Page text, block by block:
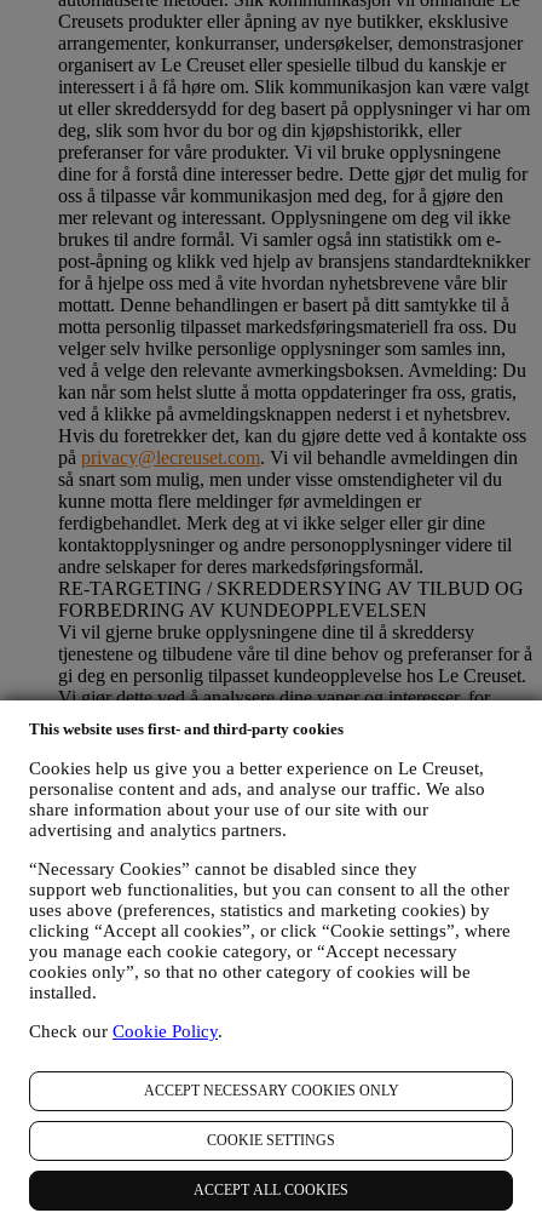
This website uses first- and third-party cookies
Cookies help us give you a better experience on Le Creuset,
personalise content and ads, and analyse our traffic. We also
share information about your use of our site with our
advertising and analytics partners.
“Necessary Cookies” cannot be disabled since they
support web functionalities, but you can consent to all the other
uses above (preferences, statistics and marketing cookies) by
clicking “Accept all cookies”, or click “Cookie settings”, where
you manage each cookie category, or “Accept necessary
cookies only”, so that no other category of cookies will be
installed.
Check our Cookie Policy.
ACCEPT NECESSARY COOKIES ONLY
COOKIE SETTINGS
ACCEPT ALL COOKIES
Creusets produkter eller åpning av nye butikker, eksklusive
arrangementer, konkurranser, undersøkelser, demonstrasjoner
organisert av Le Creuset eller spesielle tilbud du kanskje er
interessert i å få høre om. Slik kommunikasjon kan være valgt
ut eller skreddersydd for deg basert på opplysninger vi har om
deg, slik som hvor du bor og din kjøpshistorikk, eller
preferanser for våre produkter. Vi vil bruke opplysningene
dine for å forstå dine interesser bedre. Dette gjør det mulig for
oss å tilpasse vår kommunikasjon med deg, for å gjøre den
mer relevant og interessant. Opplysningene om deg vil ikke
brukes til andre formål. Vi samler også inn statistikk om e-
post-åpning og klikk ved hjelp av bransjens standardteknikker
for å hjelpe oss med å vite hvordan nyhetsbrevene våre blir
mottatt. Denne behandlingen er basert på ditt samtykke til å
motta personlig tilpasset markedsføringsmateriell fra oss. Du
velger selv hvilke personlige opplysninger som samles inn,
ved å velge den relevante avmerkingsboksen. Avmelding: Du
kan når som helst slutte å motta oppdateringer fra oss, gratis,
ved å klikke på avmeldingsknappen nederst i et nyhetsbrev.
Hvis du foretrekker det, kan du gjøre dette ved å kontakte oss
på privacy@lecreuset.com. Vi vil behandle avmeldingen din
så snart som mulig, men under visse omstendigheter vil du
kunne motta flere meldinger før avmeldingen er
ferdigbehandlet. Merk deg at vi ikke selger eller gir dine
kontaktopplysninger og andre personopplysninger videre til
andre selskaper for deres markedsføringsformål.
RE-TARGETING / SKREDDERSYING AV TILBUD OG
FORBEDRING AV KUNDEOPPLEVELSEN
Vi vil gjerne bruke opplysningene dine til å skreddersy
tjenestene og tilbudene våre til dine behov og preferanser for å
gi deg en personlig tilpasset kundeopplevelse hos Le Creuset.
Vi gjør dette ved å analysere dine vaner og interesser, for
eksempel ved å finne ut hvilke produkter du har sett mest på,
din interaksjon med oss på sosiale medier, hvilke sider på
nettstedet vårt du besøker og hvilket innhold blant tilbudene
våre du leser. Vi gjør dette hovedsakelig gjennom
informasjonskapsler og tilsvarende teknologi. Vi vil bruke
disse opplysningene til å administrere vår annonsering på
innholdet eller de tilbudene du ser på nettstedet eller, hvis du
har samtykket til å abonnere på nyhetsbrevet vårt, å sende deg
relevante meldinger som vi tror du kan være interessert i.
Opplysningene om deg vil ikke brukes til andre formål.
Bruken av informasjonskapsler er avhengig av samtykke fra
deg. Hvis du ønsker at disse opplysningene ikke skal brukes
til å gi deg interessebaserte annonser, innhold eller meldinger,
kan du begrense bruken av opplysningene om dine online-
handlinger ved å velge dine innstillinger for
informasjonskapsler (men husk at enkelte informasjonskapsler
er nødvendige for å kunne bruke nettstedet). Vennligst merk
deg at dette ikke fratar deg muligheten til å få tilsendt
annonser, tilbud eller meldinger. Du vil fortsatt motta
generiske annonser, tilbud eller meldinger. For mer
informasjon om hvordan vi bruker informasjonskapsler og
hvordan du kan slette dem, kan du lese våre retningslinjer for